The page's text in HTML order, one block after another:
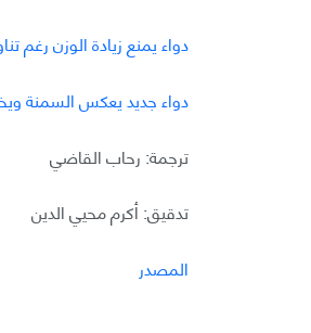
دواء يمنع زيادة الوزن رغم
دواء جديد يعكس السمنة
ترجمة: رحاب القاضي
تدقيق: أكرم محيي الدين
المصدر